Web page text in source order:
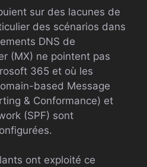
sur des lacunes de
des scénarios dans
DNS de
(MX) ne pointent pas
365 et où les
based Message
& Conformance) et
(SPF) sont
ont exploité ce